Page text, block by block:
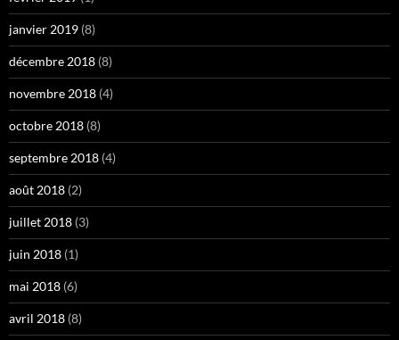
janvier 2019 (8)
décembre 2018 (8)
novembre 2018 (4)
octobre 2018 (8)
septembre 2018 (4)
août 2018 (2)
juillet 2018 (3)
juin 2018 (1)
mai 2018 (6)
avril 2018 (8)